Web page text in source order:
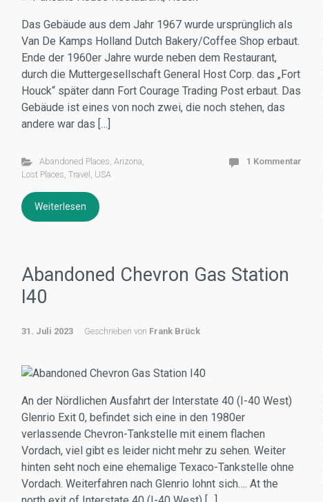
Das Gebäude aus dem Jahr 1967 wurde ursprünglich als
Van De Kamps Holland Dutch Bakery/Coffee Shop erbaut.
Ende der 1960er Jahre wurde neben dem Restaurant,
durch die Muttergesellschaft General Host Corp. das „Fort
Houck“ später dann Fort Courage Trading Post erbaut. Das
Gebäude ist eines von noch zwei, die noch stehen, das
andere war das […]
Abandoned Places, Arizona,
Lost Places, Travel , USA
1 Kommentar
Weiterlesen
Abandoned Chevron Gas Station
I40
31. Juli 2023 Geschrieben von Frank Brück
An der Nördlichen Ausfahrt der Interstate 40 (I-40 West)
Glenrio Exit 0, befindet sich eine in den 1980er
verlassende Chevron-Tankstelle mit einem flachen
Vordach, viel gibt es leider nicht mehr zu sehen. Weiter
hinten seht noch eine ehemalige Texaco-Tankstelle ohne
Vordach. Weiterfahren nach Glenrio lohnt sich…. At the